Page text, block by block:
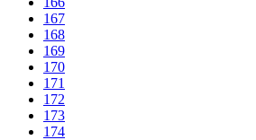
167
168
169
170
171
172
173
174